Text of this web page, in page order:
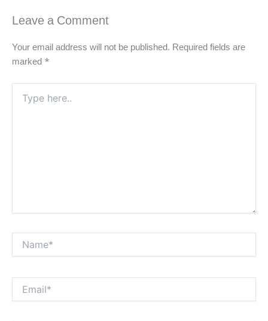
Leave a Comment
Your email address will not be published. Required fields are
marked *
here..